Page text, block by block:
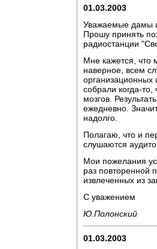
01.03.2003
Уважаемые дамы
Прошу принять
радиостанции
Мне кажется, что
наверное, всем
собрали когда-
мозгов.
ежедневно.
надолго.
Полагаю, что и
слушаются
Мои пожелания
раз повторенной
извлеченных из
С уважением
Ю.Полонский
01.03.2003